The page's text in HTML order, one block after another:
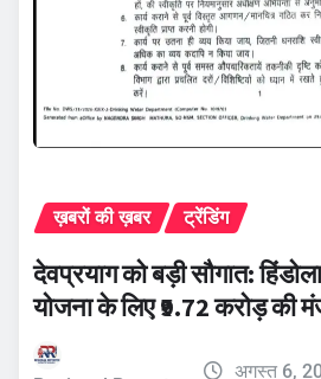
ख़बरों की ख़बर ट्रेंडिंग
देवप्रयाग को बड़ी सौगात:
योजना के लिए ₹9.72 करोड़ की
अगस्त 6,